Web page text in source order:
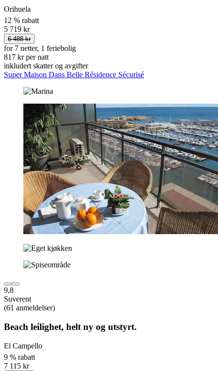
Orihuela
12 % rabatt
5 719 kr
6 488 kr
for 7 netter, 1 feriebolig
817 kr per natt
inkludert skatter og avgifter
Super Maison Dans Belle Résidence Sécurisé
9,8
Suverent
(61 anmeldelser)
Beach leilighet, helt ny og utstyrt.
El Campello
9 % rabatt
7 115 kr